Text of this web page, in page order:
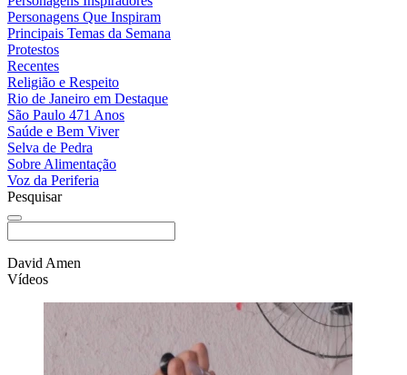
Personagens Que Inspiram
Principais Temas da Semana
Protestos
Recentes
Religião e Respeito
Rio de Janeiro em Destaque
São Paulo 471 Anos
Saúde e Bem Viver
Selva de Pedra
Sobre Alimentação
Voz da Periferia
Pesquisar
David Amen
Vídeos